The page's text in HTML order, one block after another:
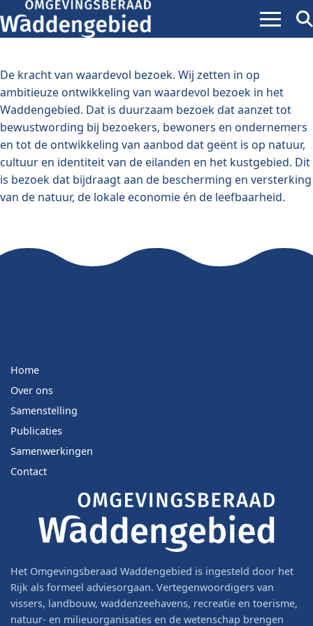
Menu
De kracht van waardevol bezoek. Wij zetten in op
ambitieuze ontwikkeling van waardevol bezoek in het
Waddengebied. Dat is duurzaam bezoek dat aanzet tot
bewustwording bij bezoekers, bewoners en ondernemers
en tot de ontwikkeling van aanbod dat geënt is op natuur,
cultuur en identiteit van de eilanden en het kustgebied. Dit
is bezoek dat bijdraagt aan de bescherming en versterking
van de natuur, de lokale economie én de leefbaarheid.
Home
Over ons
Samenstelling
Publicaties
Samenwerkingen
Contact
Het Omgevingsberaad Waddengebied is ingesteld door het
Rijk als formeel adviesorgaan. Vertegenwoordigers van
vissers, landbouw, waddenzeehavens, recreatie en toerisme,
natuur- en milieuorganisaties en de wetenschap brengen